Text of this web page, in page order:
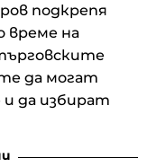
подкрепя
време на
да могат
да избират